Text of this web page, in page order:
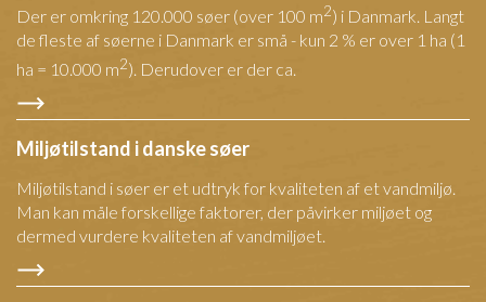
Der er omkring 120.000 søer (over 100 m2) i Danmark. Langt
de fleste af søerne i Danmark er små - kun 2 % er over 1 ha (1
ha = 10.000 m2). Derudover er der ca.
Miljøtilstand i danske søer
Miljøtilstand i søer er et udtryk for kvaliteten af et vandmiljø.
Man kan måle forskellige faktorer, der påvirker miljøet og
dermed vurdere kvaliteten af vandmiljøet.